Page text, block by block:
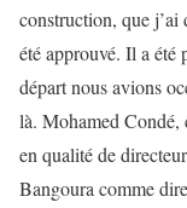
construction, que j’ai
été approuvé. Il a été
départ nous avions
là. Mohamed Condé,
en qualité de
Bangoura comme